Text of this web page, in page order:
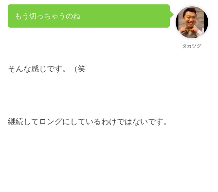
タカツグ
もう切っちゃうのね
そんな感じです。（笑
継続してロングにしているわけではないです。